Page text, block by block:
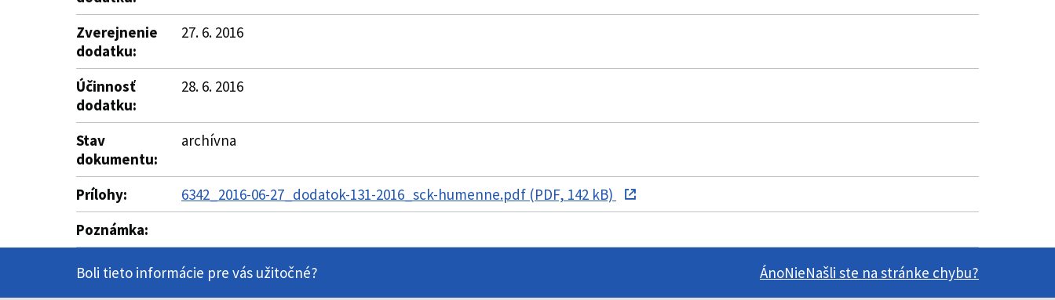
Zverejnenie
dodatku:
27. 6. 2016
Účinnosť
dodatku:
28. 6. 2016
Stav
dokumentu:
archívna
Prílohy:
6342_2016-06-27_dodatok-131-2016_sck-humenne.pdf (PDF, 142 kB)
Poznámka:
Boli tieto informácie pre vás užitočné? ÁnoNieNašli ste na stránke chybu?